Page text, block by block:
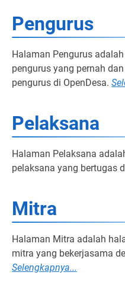
Pengurus
Halaman Pengurus
pengurus yang pernah
pengurus di OpenDesa.
Pelaksana
Halaman Pelaksana
pelaksana yang bertugas
Mitra
Halaman Mitra adalah
mitra yang bekerjasama
Selengkapnya...